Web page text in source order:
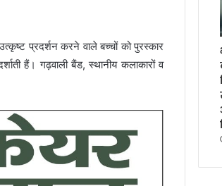
प्रदर्शन करने वाले बच्चों को पुरस्कार
हैं। गढ़वाली बैंड, स्थानीय कलाकारों व